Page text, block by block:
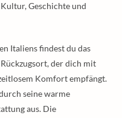
Geschichte und
Italiens findest du das
der dich mit
Komfort empfängt.
seine warme
aus. Die